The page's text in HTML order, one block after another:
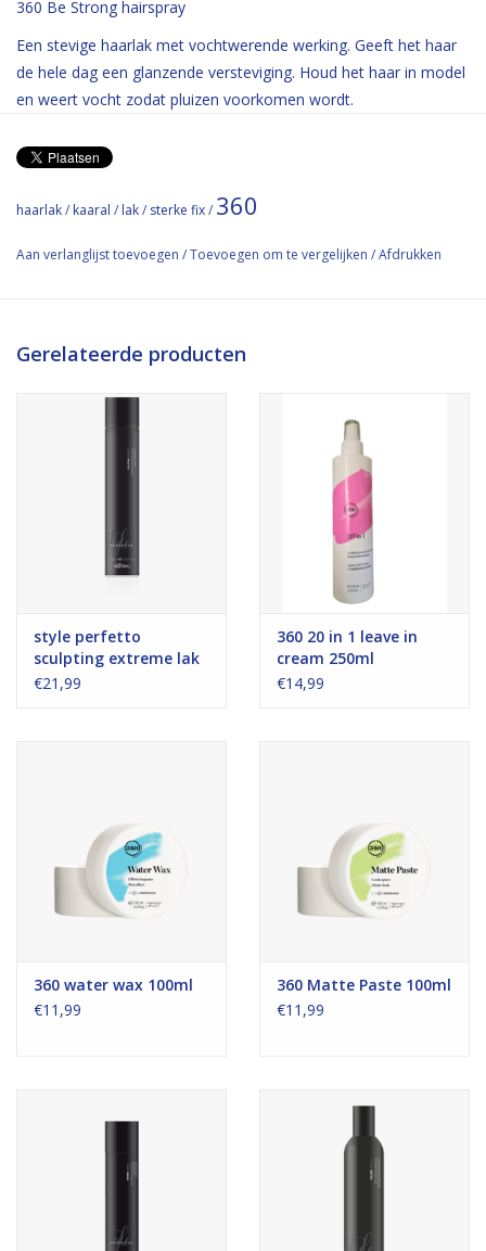
360 Be Strong hairspray
Een stevige haarlak met vochtwerende werking. Geeft het haar
de hele dag een glanzende versteviging. Houd het haar in model
en weert vocht zodat pluizen voorkomen wordt.
het kapsel. Droogt snel.
Extra-strong hairspray
it down or leaving residue, giving a bright
ml 500 - cod. IN0130
haarlak/ kaaral / lak/ sterke fix/ 360
Aan verlanglijst toevoegen /Toevoegen om te vergelijken /Afdrukken
Gerelateerde producten
style perfetto
sculpting extreme lak
500 ml
€21,99
360 20 in 1 leave in
cream 250ml
€14,99
360 water wax 100ml
€11,99
360 Matte Paste 100ml
€11,99